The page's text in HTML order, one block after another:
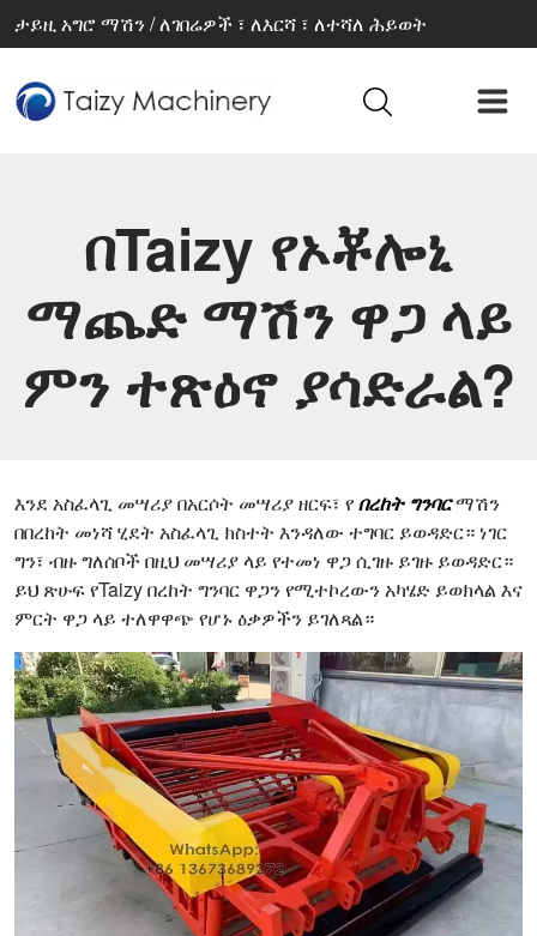
ታይዚ አግሮ ማሽን / ለገበሬዎች ፣ ለእርሻ ፣ ለተሻለ ሕይወት
በTaizy የኦቾሎኒ
ማጨድ ማሽን ዋጋ ላይ
ምን ተጽዕኖ ያሳድራል?
እንደ አስፈላጊ መሣሪያ በአርሶት መሣሪያ ዘርፍ፣ የበረከት ግንባርማሽን
በበረከት መነሻ ሂደት አስፈላጊ ክስተት እንዳለው ተግባር ይወዳድር። ነገር
ግን፣ ብዙ ግለሰቦች በዚህ መሣሪያ ላይ የተመነ ዋጋ ሲገዙ ይገዙ ይወዳድር።
ይህ ጽሁፍ የTaizy በረከት ግንባር ዋጋን የሚተኮረውን አካሄድ ይወክላል እና
ምርት ዋጋ ላይ ተለዋዋጭ የሆኑ ዕቃዎችን ይገለጻል።